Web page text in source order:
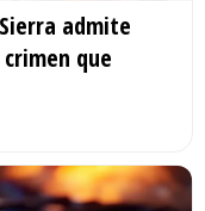
admite
que